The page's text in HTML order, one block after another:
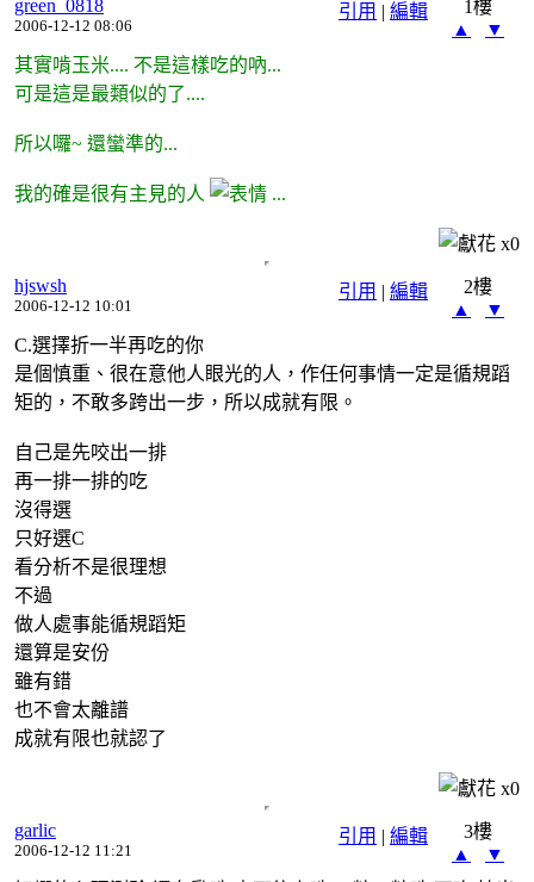
引用 | 編輯
green_0818
2006-12-12 08:06
1樓
▲
▼
其實啃玉米.... 不是這樣吃的吶...
可是這是最類似的了....
所以囉~ 還蠻準的...
我的確是很有主見的人 ...
x0
引用 | 編輯
hjswsh
2006-12-12 10:01
2樓
▲
▼
C.選擇折一半再吃的你
是個慎重、很在意他人眼光的人，作任何事情一定是循規蹈
矩的，不敢多跨出一步，所以成就有限。
自己是先咬出一排
再一排一排的吃
沒得選
只好選C
看分析不是很理想
不過
做人處事能循規蹈矩
還算是安份
雖有錯
也不會太離譜
成就有限也就認了
x0
引用 | 編輯
garlic
2006-12-12 11:21
3樓
▲
▼